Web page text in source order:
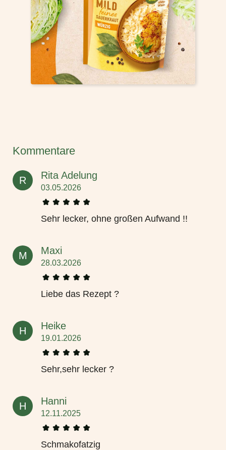
Kommentare
R Rita Adelung
03.05.2026
Sehr lecker, ohne großen Aufwand !!
M Maxi
28.03.2026
Liebe das Rezept ?
H Heike
19.01.2026
Sehr,sehr lecker ?
H Hanni
12.11.2025
Schmakofatzig